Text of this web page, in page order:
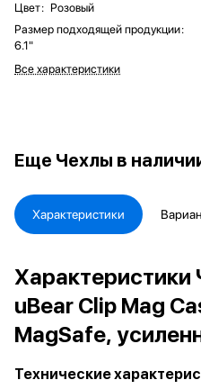
Цвет: Розовый
Размер подходящей продукции:
6.1"
Все характеристики
Еще Чехлы в
Характеристики
uBear Clip Mag
MagSafe,
Технические